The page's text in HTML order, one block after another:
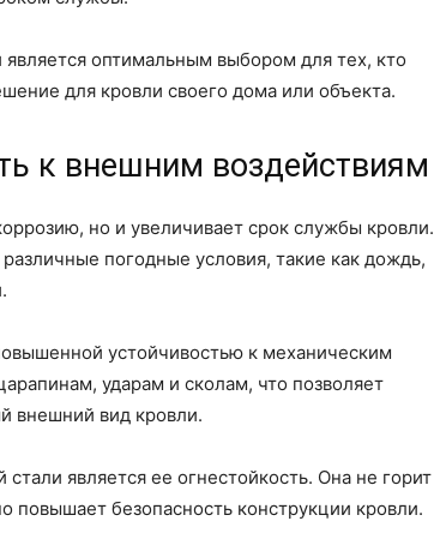
является оптимальным выбором для тех, кто
для кровли своего дома или объекта.
к внешним воздействиям
но и увеличивает срок службы кровли.
погодные условия, такие как дождь,
устойчивостью к механическим
ударам и сколам, что позволяет
внешний вид кровли.
является ее огнестойкость. Она не горит
повышает безопасность конструкции кровли.